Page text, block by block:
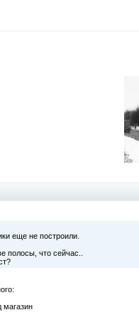
еще не построили.
полосы, что сейчас..
магазин